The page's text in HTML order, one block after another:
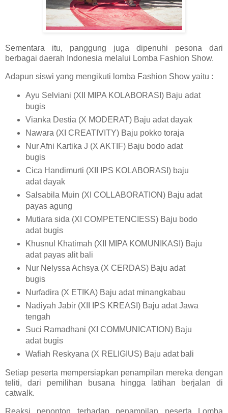
Sementara itu, panggung juga dipenuhi pesona dari
berbagai daerah Indonesia melalui Lomba Fashion Show.
Adapun siswi yang mengikuti lomba Fashion Show yaitu :
Ayu Selviani (XII MIPA KOLABORASI) Baju adat
bugis
Vianka Destia (X MODERAT) Baju adat dayak
Nawara (XI CREATIVITY) Baju pokko toraja
Nur Afni Kartika J (X AKTIF) Baju bodo adat
bugis
Cica Handimurti (XII IPS KOLABORASI) baju
adat dayak
Salsabila Muin (XI COLLABORATION) Baju adat
payas agung
Mutiara sida (XI COMPETENCIESS) Baju bodo
adat bugis
Khusnul Khatimah (XII MIPA KOMUNIKASI) Baju
adat payas alit bali
Nur Nelyssa Achsya (X CERDAS) Baju adat
bugis
Nurfadira (X ETIKA) Baju adat minangkabau
Nadiyah Jabir (XII IPS KREASI) Baju adat Jawa
tengah
Suci Ramadhani (XI COMMUNICATION) Baju
adat bugis
Wafiah Reskyana (X RELIGIUS) Baju adat bali
Setiap peserta mempersiapkan penampilan mereka dengan
teliti, dari pemilihan busana hingga latihan berjalan di
catwalk.
Reaksi penonton terhadap penampilan peserta Lomba